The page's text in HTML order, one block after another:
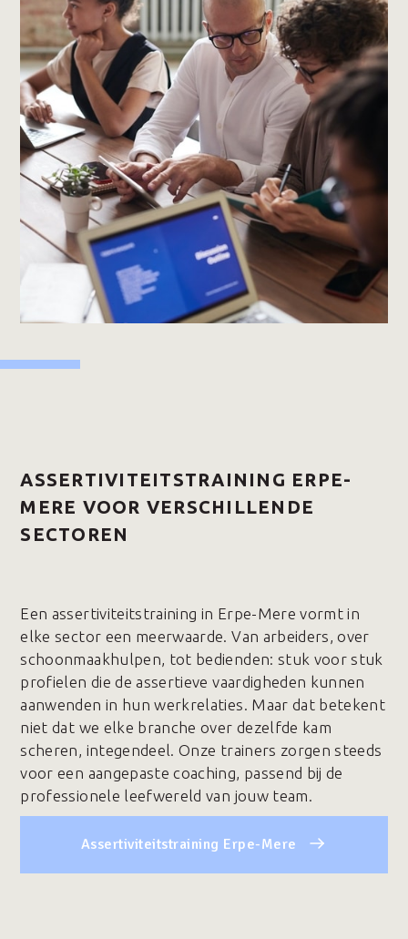
ASSERTIVITEITSTRAINING ERPE-
MERE VOOR VERSCHILLENDE
SECTOREN
Een assertiviteitstraining in Erpe-Mere vormt in
elke sector een meerwaarde. Van arbeiders, over
schoonmaakhulpen, tot bedienden: stuk voor stuk
profielen die de assertieve vaardigheden kunnen
aanwenden in hun werkrelaties. Maar dat betekent
niet dat we elke branche over dezelfde kam
scheren, integendeel. Onze trainers zorgen steeds
voor een aangepaste coaching, passend bij de
professionele leefwereld van jouw team.
Assertiviteitstraining Erpe-Mere